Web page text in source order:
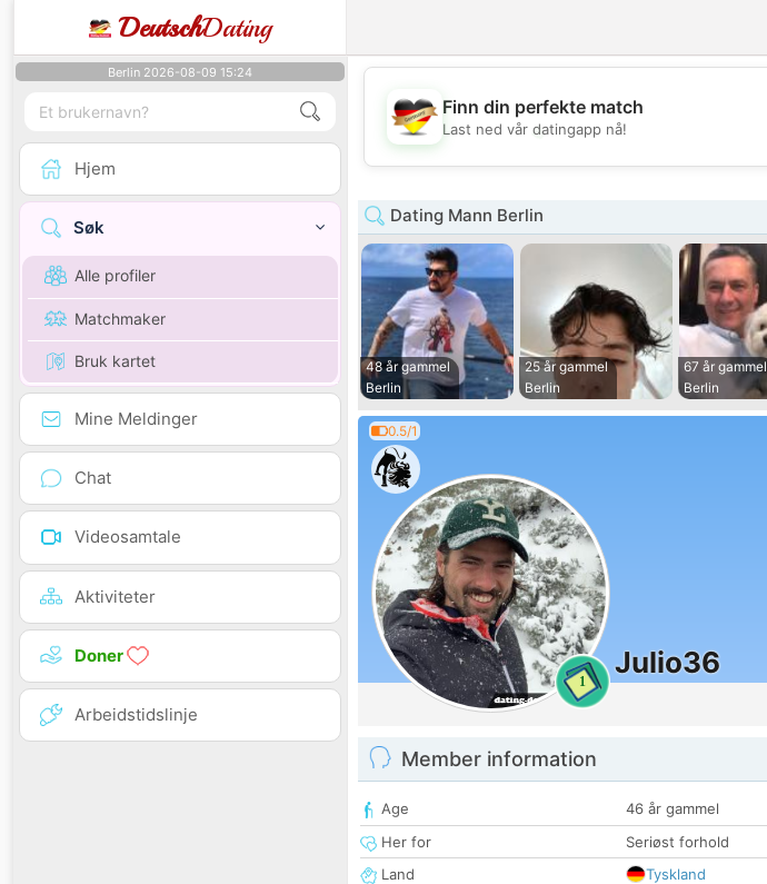
DeutschDating
Berlin 2026-08-09 15:24
Hjem
Søk
Alle profiler
Matchmaker
Bruk kartet
Mine Meldinger
Chat
Videosamtale
Aktiviteter
Doner
Arbeidstidslinje
💖
Finn din perfekte match
Last ned vår datingapp nå!
Dating Mann Berlin
48 år gammel
Berlin
25 år gammel
Berlin
67 år gammel
Berlin
0.5/1
1
Julio36
Member information
Age
46 år gammel
Her for
Seriøst forhold
Land
Tyskland